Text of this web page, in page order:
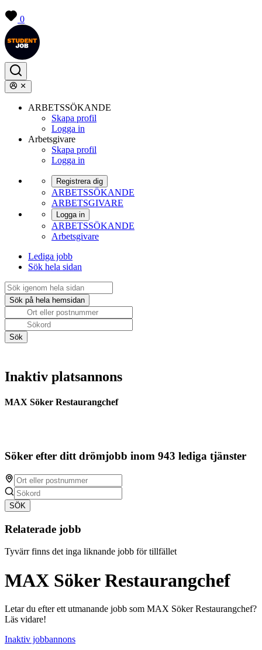
0
ARBETSSÖKANDE
Skapa profil
Logga in
Arbetsgivare
Skapa profil
Logga in
Registrera dig
ARBETSSÖKANDE
ARBETSGIVARE
Logga in
ARBETSSÖKANDE
Arbetsgivare
Lediga jobb
Sök hela sidan
Inaktiv platsannons
MAX Söker Restaurangchef
Söker efter ditt drömjobb inom 943 lediga tjänster
SÖK
Relaterade jobb
Tyvärr finns det inga liknande jobb för tillfället
MAX Söker Restaurangchef
Letar du efter ett utmanande jobb som MAX Söker Restaurangchef?
Läs vidare!
Inaktiv jobbannons